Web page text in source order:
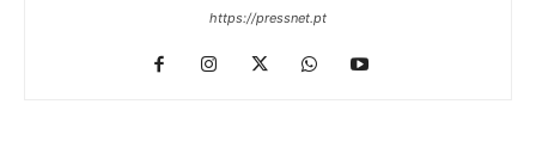
https://pressnet.pt